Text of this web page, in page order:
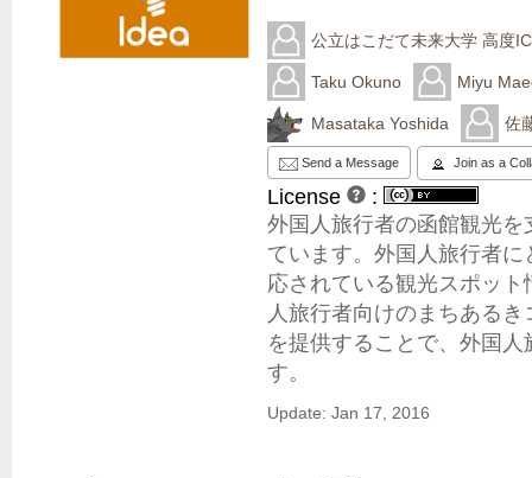
公立はこだて未来大学 高度
Taku Okuno Miyu
Masataka Yoshida 佐
Send a Message Join as a
License
:
外国人旅行者の函館観光
ています。外国人旅行者
応されている観光スポッ
人旅行者向けのまちある
を提供することで、外国
す。
Update: Jan 17, 2016